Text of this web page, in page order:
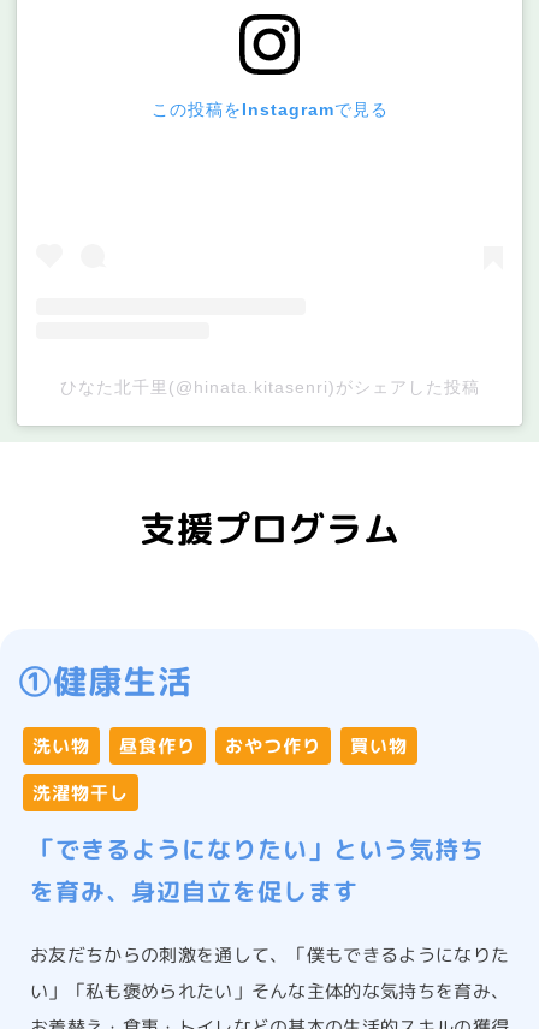
この投稿をInstagramで見る
ひなた北千里(@hinata.kitasenri)がシェアした投稿
支援プログラム
①健康生活
洗い物 昼食作り おやつ作り
買い物
洗濯物干し
「できるようになりたい」という気持ち
を育み、身辺自立を促します
お友だちからの刺激を通して、「僕もできるようになりた
い」「私も褒められたい」そんな主体的な気持ちを育み、